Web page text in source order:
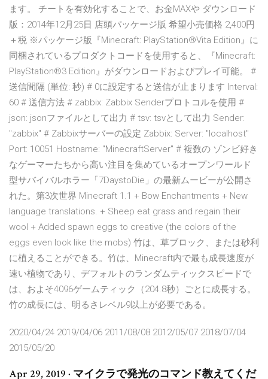
ます。 チートを有効化することで、お金MAXや ダウンロード
版：2014年12月25日 店頭パッケージ版 希望小売価格 2,400円
＋税 ※パッケージ版『Minecraft: PlayStation®Vita Edition』に
同梱されているプロダクトコードを使用すると、『Minecraft:
PlayStation®3 Edition』がダウンロードおよびプレイ可能。 #
送信間隔 (単位: 秒) # 0に設定すると送信が止まります Interval:
60 # 送信方法 # zabbix: Zabbix Senderプロトコルを使用 #
json: jsonファイルとして出力 # tsv: tsvとして出力 Sender:
"zabbix" # Zabbixサーバーの設定 Zabbix: Server: "localhost"
Port: 10051 Hostname: "MinecraftServer" # 複数の ゾンビ好き
なゲーマーたちから高い注目を集めているオープンワールド
型サバイバルホラー「7DaystoDie」の最新ムービーが公開さ
れた。第3次世界 Minecraft 1.1 + Bow Enchantments + New
language translations. + Sheep eat grass and regain their
wool + Added spawn eggs to creative (the colors of the
eggs even look like the mobs) 竹は、草ブロック、または砂利
に植えることができる。竹は、Minecraft内で最も成長速度が
速い植物であり、デフォルトのランダムティックスピードで
は、およそ4096ゲームティック（204.8秒）ごとに成長する。
竹の成長には、明るさレベル9以上が必要である。
2020/04/24 2019/04/06 2011/08/08 2012/05/07 2018/07/04
2015/05/20
Apr 29, 2019 · マイクラで発光のコマンド教えてくだ